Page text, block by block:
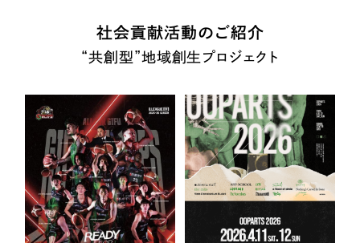
社会貢献活動のご紹介
“共創型”地域創生プロジェクト